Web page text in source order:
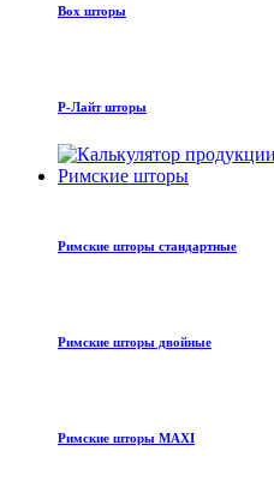
Box шторы
Р-Лайт шторы
Римские шторы
Римские шторы стандартные
Римские шторы двойные
Римские шторы MAXI